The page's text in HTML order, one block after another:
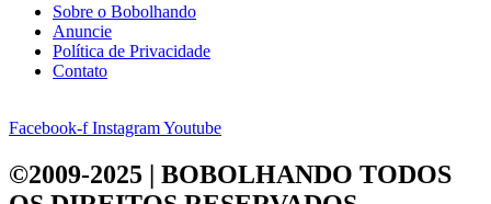
Sobre o Bobolhando
Anuncie
Política de Privacidade
Contato
Facebook-f InstagramYoutube
©2009-2025 | BOBOLHANDO TODOS